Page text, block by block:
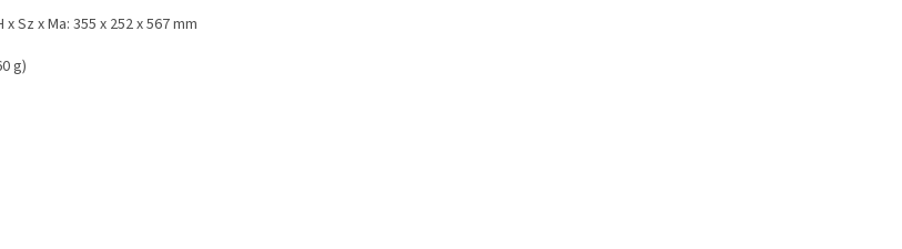
Sz x Ma: 355 x 252 x 567 mm
g)